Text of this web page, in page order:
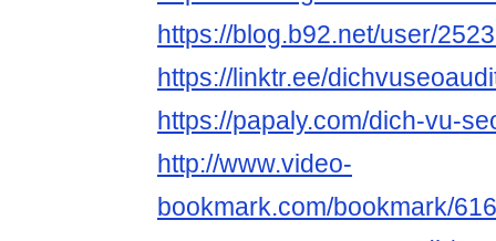
https://blog.b92.net/user/
https://linktr.ee/
https://papaly.com/dich-vu-
http://www.video-
bookmark.com/bookmark/